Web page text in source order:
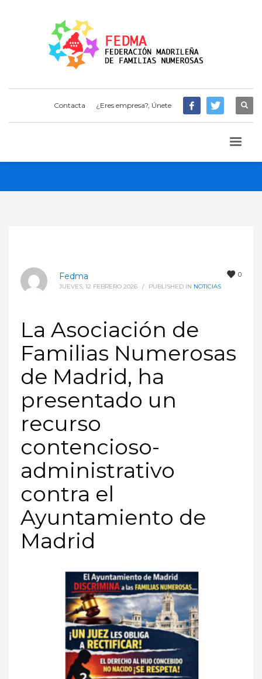
Contacta ¿Eres empresa?, Únete
0
Fedma
JUEVES, 12 FEBRERO 2026 / PUBLISHED IN NOTICIAS
La Asociación de
Familias Numerosas
de Madrid, ha
presentado un
recurso
contencioso-
administrativo
contra el
Ayuntamiento de
Madrid